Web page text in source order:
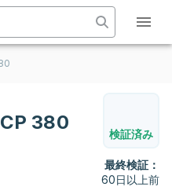
380
検証済み
最終検証：
60日以上前